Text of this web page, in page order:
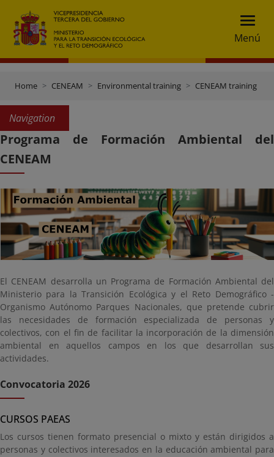
Menú
Home CENEAM Environmental training CENEAM training
Navigation
Programa de Formación Ambiental del
CENEAM
El CENEAM desarrolla un Programa de Formación Ambiental del
Ministerio para la Transición Ecológica y el Reto Demográfico -
Organismo Autónomo Parques Nacionales, que pretende cubrir
las necesidades de formación especializada de personas y
colectivos, con el fin de facilitar la incorporación de la dimensión
ambiental en aquellos campos en los que desarrollan sus
actividades.
Convocatoria 2026
CURSOS PAEAS
Los cursos tienen formato presencial o mixto y están dirigidos a
personas y colectivos interesados en la educación ambiental para